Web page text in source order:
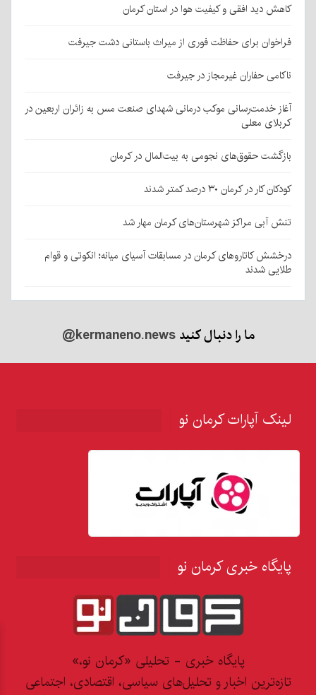
کاهش دید افقی و کیفیت هوا در استان کرمان
فراخوان برای حفاظت فوری از میراث باستانی دشت جیرفت
ناکامی حفاران غیرمجاز در جیرفت
آغاز خدمت‌رسانی موکب درمانی شهدای صنعت مس به زائران اربعین در
کربلای معلی
بازگشت حقوق‌های نجومی به بیت‌المال در کرمان
کودکان کار در کرمان ۳۰ درصد کمتر شدند
تنش آبی مراکز شهرستان‌های کرمان مهار شد
درخشش کاتاروهای کرمان در مسابقات آسیای میانه؛ انکوتی و قوام
طلایی شدند
ما را دنبال کنید@kermaneno.news
لینک آپارات کرمان نو
پایگاه خبری کرمان نو
پایگاه خبری - تحلیلی «کرمان نو،»
تازه‌ترین اخبار و تحلیل‌های سیاسی، اقتصادی، اجتماعی